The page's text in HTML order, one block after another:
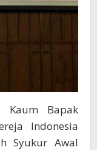
Kaum Bapak
Indonesia
Syukur Awal